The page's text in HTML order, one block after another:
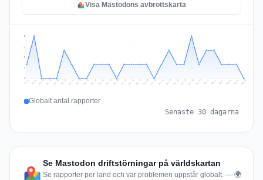
Visa Mastodons avbrottskarta
1
2
2
3
Jul 8 Jul 9 Jul 10 Jul 11 Jul 12 Jul 13 Jul 14 Jul 15 Jul 16 Jul 17 Jul 18 Jul 19 Jul 20 Jul 21 Jul 22 Jul 23 Jul 24 Jul 25 Jul 26 Jul 27 Jul 28 Jul 29 Jul 30 Jul 31 Aug 1 Aug 2 Aug 3 Aug 4 Aug 5 Aug 6
Globalt antal rapporter
Senaste 30 dagarna
Se Mastodon driftstörningar på världskartan
Se rapporter per land och var problemen uppstår globalt. — 🌍